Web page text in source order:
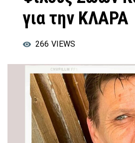
για την ΚΛΑΡΑ
266 VIEWS